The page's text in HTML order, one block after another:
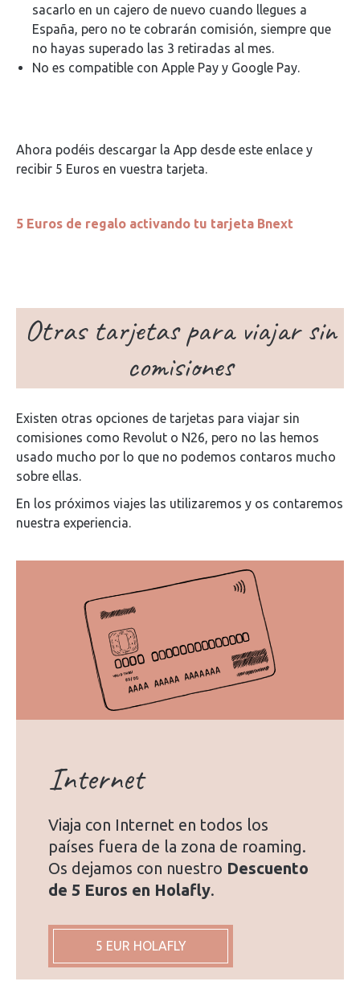
sacarlo en un cajero de nuevo cuando llegues a
España, pero no te cobrarán comisión, siempre que
no hayas superado las 3 retiradas al mes.
No es compatible con Apple Pay y Google Pay.
Ahora podéis descargar la App desde este enlace y
recibir 5 Euros en vuestra tarjeta.
5 Euros de regalo activando tu tarjeta Bnext
Otras tarjetas para viajar sin
comisiones
Existen otras opciones de tarjetas para viajar sin
comisiones como Revolut o N26, pero no las hemos
usado mucho por lo que no podemos contaros mucho
sobre ellas.
En los próximos viajes las utilizaremos y os contaremos
nuestra experiencia.
Internet
Viaja con Internet en todos los
países fuera de la zona de roaming.
Os dejamos con nuestro Descuento
de 5 Euros en Holafly.
5 EUR HOLAFLY